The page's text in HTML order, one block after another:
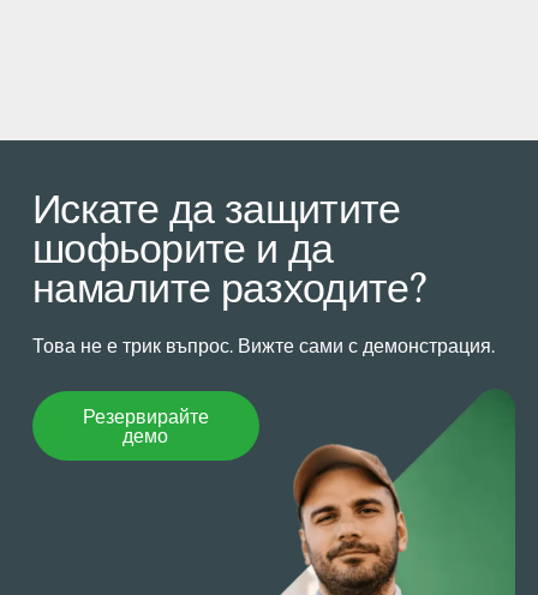
Искате да защитите
шофьорите и да
намалите разходите?
Това не е трик въпрос. Вижте сами с демонстрация.
Резервирайте
демо
Резервирайте демо